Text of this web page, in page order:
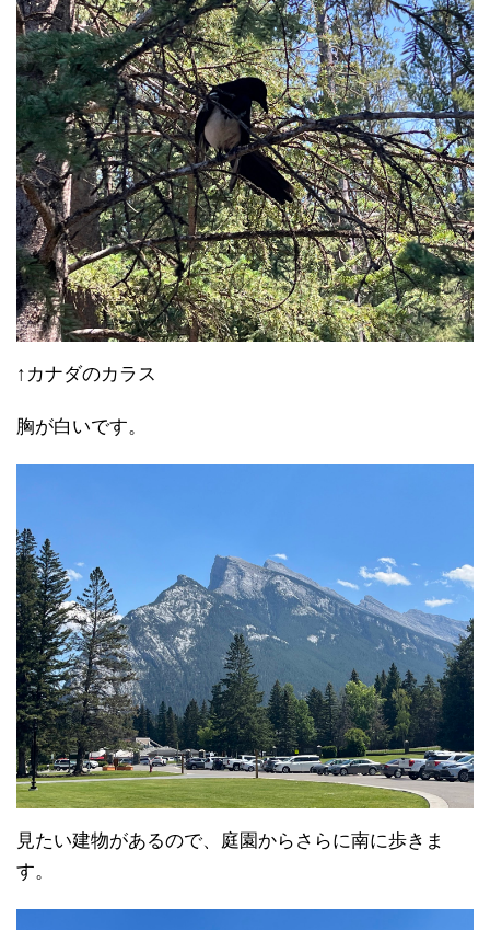
↑カナダのカラス
胸が白いです。
見たい建物があるので、庭園からさらに南に歩きま
す。